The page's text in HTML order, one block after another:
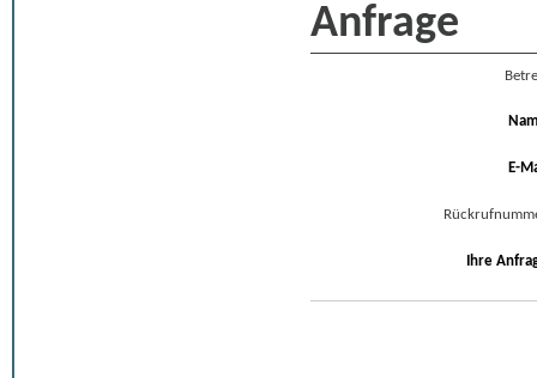
Anfrage
E-
Ihre